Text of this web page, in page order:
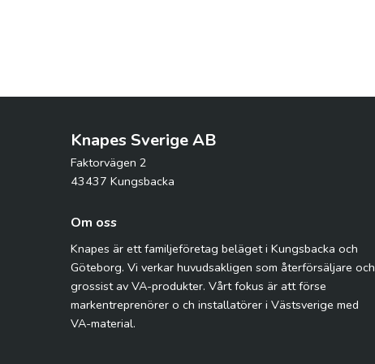
Knapes Sverige AB
Faktorvägen 2
43437 Kungsbacka
Om oss
Knapes är ett familjeföretag beläget i Kungsbacka och
Göteborg. Vi verkar huvudsakligen som återförsäljare och
grossist av VA-produkter. Vårt fokus är att förse
markentreprenörer o ch installatörer i Västsverige med
VA-material.